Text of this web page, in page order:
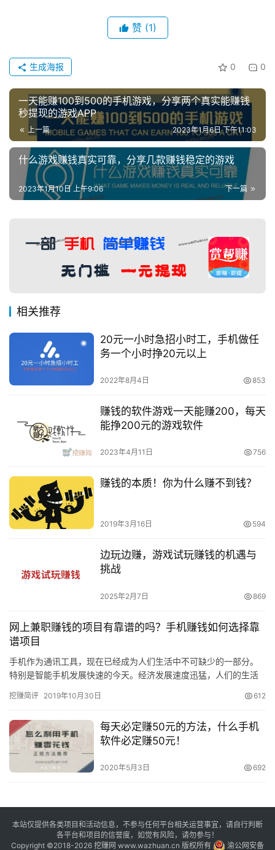
赞 (1)
0 0
生成海报
一天能赚100到500的手机游戏，分享两个真实能赚钱
秒提现的游戏APP
上一篇 2023年1月6日 下午11:03
什么游戏赚钱真实可靠，分享几款赚钱稳定的游戏
下一篇
2023年1月10日 上午9:06
相关推荐
20元一小时急招小时工，手机做任
务一个小时挣20元以上
2022年8月4日 853
赚钱的软件游戏一天能赚200，每天
能挣200元的游戏软件
2023年4月11日 756
赚钱的本质！你为什么赚不到钱？
2019年3月16日 594
边玩边赚，游戏试玩赚钱的机遇与
挑战
2025年2月7日 869
网上兼职赚钱的项目有靠谱的吗？手机赚钱如何选择靠
谱项目
手机作为通讯工具，现在已经成为人们生活中不可缺少的一部分。
特别是智能手机发展快速的今天。经济发展速度迅猛，人们的生活
在因…
挖赚简评 2019年10月30日 612
每天必定赚50元的方法，什么手机
软件必定赚50元！
2020年5月3日 692
本站仅提供各类项目和活动信息，不参与任何平台相关运营事宜，请自行判断
各平台和项目的信誉度，如觉有风险，请勿参与！
Copyright ©2018-2026 挖赚网 www.wazhuan.cn 版权所有
渝公网安备